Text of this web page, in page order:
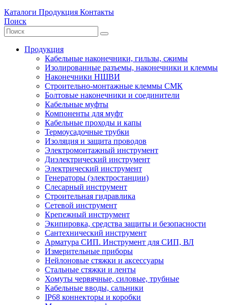
Каталоги Продукция Контакты
Поиск
Продукция
Кабельные наконечники, гильзы, сжимы
Изолированные разъемы, наконечники и клеммы
Наконечники НШВИ
Строительно-монтажные клеммы СМК
Болтовые наконечники и соединители
Кабельные муфты
Компоненты для муфт
Кабельные проходы и капы
Термоусадочные трубки
Изоляция и защита проводов
Электромонтажный инструмент
Диэлектрический инструмент
Электрический инструмент
Генераторы (электростанции)
Слесарный инструмент
Строительная гидравлика
Сетевой инструмент
Крепежный инструмент
Экипировка, средства защиты и безопасности
Сантехнический инструмент
Арматура СИП. Инструмент для СИП, ВЛ
Измерительные приборы
Нейлоновые стяжки и аксессуары
Стальные стяжки и ленты
Хомуты червячные, силовые, трубные
Кабельные вводы, сальники
IP68 коннекторы и коробки